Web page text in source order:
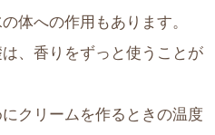
体への作用もあります。
、香りをずっと使うことが
クリームを作るときの温度